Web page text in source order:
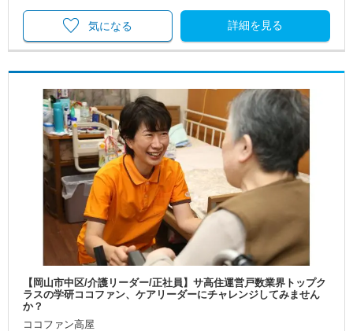
詳細を見る
気になる
【岡山市中区/介護リーダー/正社員】サ高住運営戸数業界トップク
ラスの学研ココファン、ケアリーダーにチャレンジしてみません
か？
ココファン高屋